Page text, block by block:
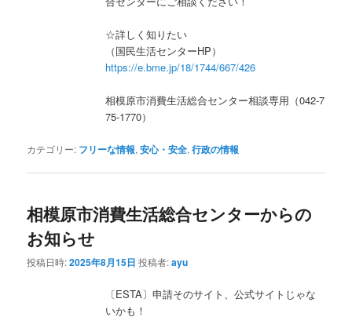
☆詳しく知りたい
（国民生活センターHP）
https://e.bme.jp/18/1744/667/426
相模原市消費生活総合センター相談専用（042-7
75-1770）
カテゴリー: フリーな情報,安心・安全,行政の情報
相模原市消費生活総合センターからの
お知らせ
投稿日時:2025年8月15日 投稿者:ayu
〔ESTA〕申請そのサイト、公式サイトじゃな
いかも！